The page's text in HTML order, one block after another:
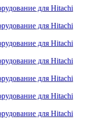
для Hitachi
для Hitachi
для Hitachi
для Hitachi
для Hitachi
для Hitachi
для Hitachi